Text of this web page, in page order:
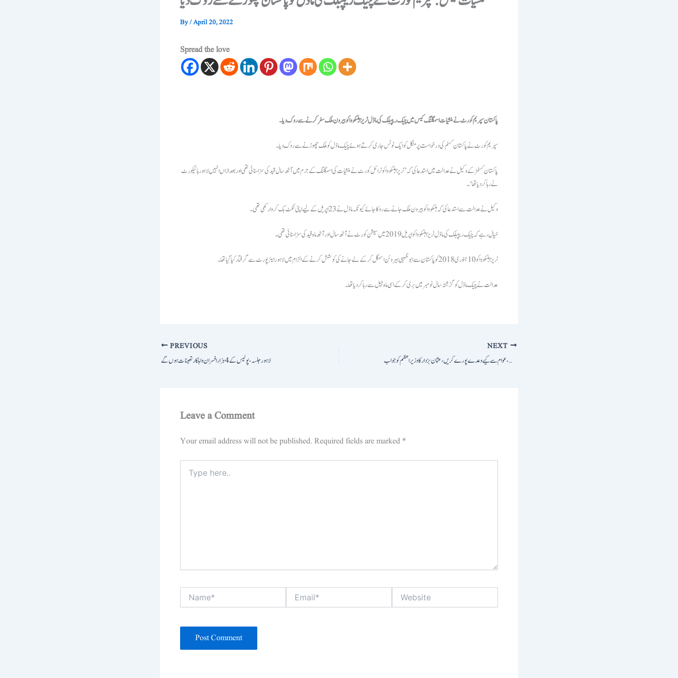
By/April 20, 2022
Spread the love
پاکستان سپریم کورٹ نے منشیات اسمگلنگ کیس میں چیک ریپبلک کی ماڈل ٹریزا ہلسکووا کو بیرون ملک سفر کرنے سے روک دیا۔
سپریم کورٹ نے پاکستان کسٹم کی درخواست پر منگل کو ایک نوٹس جاری کرتے ہوئے چیک ماڈل کو ملک چھوڑنے سے روک دیا ۔
پاکستان کسٹمز کے وکیل نے عدالت میں استدعا کی کہ ’ٹریزا ہلسکووا کو ٹرائل کورٹ نے منشیات کی اسمگلنگ کے جرم میں آٹھ سال قید کی سزا سنائی تھی اور بعد ازاں انہیں لاہور ہائیکورٹ
نے رہا کر دیا تھا‘۔
وکیل نے عدالت سے استدعا کی کہ ہلسکووا کو بیرون ملک جانے سے روکا جائے کیونکہ ماڈل نے23 اپریل کے لیے اپنی ٹکٹ بک کروا رکھی تھی۔
خیال رہے کہ چیک ریپبلک کی ماڈل ٹریزا ہلسکووا کو اپریل 2019 میں سیشن کورٹ نے آٹھ سال اور آٹھ ماہ قید کی سزا سنائی تھی۔
ٹریزا ہلسکووا کو 10جنوری 2018 کو پاکستان سے ابوظہبی ہیروئن اسمگل کرکے لے جانے کی کوشش کرنے کے الزام میں لاہور ایئر پورٹ سے گرفتار کیا گیا تھا۔
عدالت نے چیک ماڈل کو گزشتہ سال نومبر میں بری کرکے اسی ماہ جیل سے رہا کردیا تھا۔
PREVIOUS
لاہور جلسہ، پولیس کے 4 ہزار افسران و اہلکار تعینات ہوں گے
NEXT
بھاشن نہ دیں، عوام سے کیے وعدے پورے کریں، عثمان بزدار کا وزیراعظم کو جواب
Leave a Comment
Your email address will not be published. Required fields are marked *
here..
Name* Email* Website